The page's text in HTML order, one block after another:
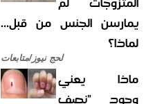
يمارسن الجنس من قبل...
لماذا؟
لحج نيوز/متابعات
ماذا يعني
وجود "نصف